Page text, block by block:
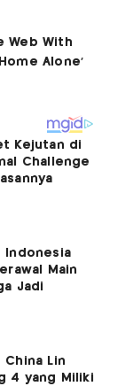
Kejutan di
Challenge
Indonesia
Main
Jadi
China Lin
4 yang Miliki